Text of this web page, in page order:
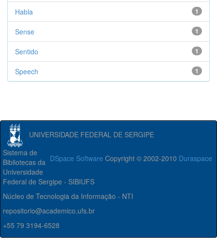
1
Habla
1
Sense
1
Sentido
1
Speech
UNIVERSIDADE FEDERAL DE SERGIPE
DSpace Software Copyright © 2002-2010 Duraspace
Sistema de
Bibliotecas da
Universidade
Federal de Sergipe - SIBIUFS
Núcleo de Tecnologia da Informação - NTI
repositorio@academico.ufs.br
+55 79 3194-6528